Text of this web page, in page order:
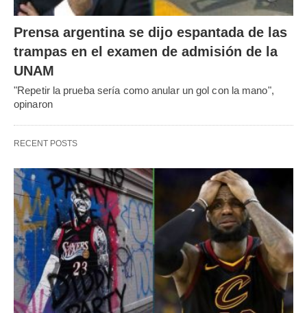
Prensa argentina se dijo espantada de las
trampas en el examen de admisión de la
UNAM
"Repetir la prueba sería como anular un gol con la mano",
opinaron
RECENT POSTS